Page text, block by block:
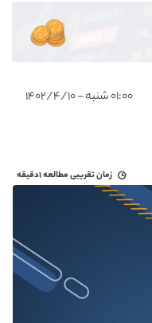
۰۱:۰۰ شنبه - ۱۴۰۲/۴/۱۰
زمان تقریبی مطالعه۱دقیقه